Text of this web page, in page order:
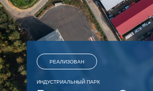
РЕАЛИЗОВАН
ИНДУСТРИАЛЬНЫЙ ПАРК